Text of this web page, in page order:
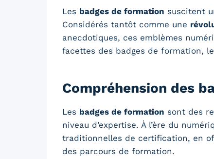
Les badges de formation suscitent
Considérés tantôt comme une
anecdotiques, ces emblèmes
facettes des badges de formation,
Compréhension des
Les badges de formation sont des
niveau d’expertise. À l’ère du
traditionnelles de certification, en
des parcours de formation.